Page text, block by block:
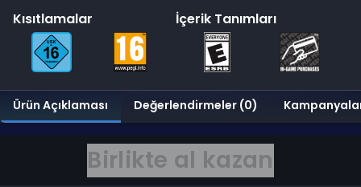
Kısıtlamalar İçerik Tanımları
Ürün Açıklaması Değerlendirmeler (0)
Birlikte al kazan